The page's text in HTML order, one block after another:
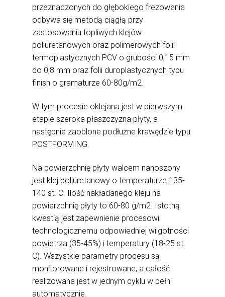
przeznaczonych do głębokiego frezowania
odbywa się metodą ciągłą przy
zastosowaniu topliwych klejów
poliuretanowych oraz polimerowych folii
termoplastycznych PCV o grubości 0,15 mm
do 0,8 mm oraz folii duroplastycznych typu
finish o gramaturze 60-80g/m2.
W tym procesie oklejana jest w pierwszym
etapie szeroka płaszczyzna płyty, a
następnie zaoblone podłużne krawędzie typu
POSTFORMING.
Na powierzchnię płyty walcem nanoszony
jest klej poliuretanowy o temperaturze 135-
140 st. C. Ilość nakładanego kleju na
powierzchnię płyty to 60-80 g/m2. Istotną
kwestią jest zapewnienie procesowi
technologicznemu odpowiedniej wilgotności
powietrza (35-45%) i temperatury (18-25 st.
C). Wszystkie parametry procesu są
monitorowane i rejestrowane, a całość
realizowana jest w jednym cyklu w pełni
automatycznie.